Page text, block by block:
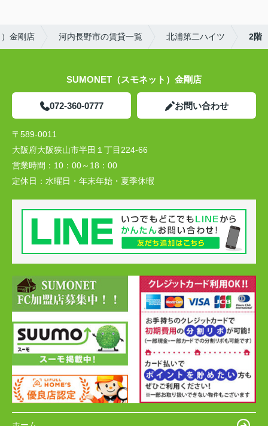
金剛店 河内長野市の賃貸一覧 北浦第二ハイツ 2階
SUMONET（スモネット）金剛店
072-360-0777 お問い合わせ
〒589-0011
大阪府大阪狭山市半田１丁目224-66
営業時間： 10：00～18：00
定休日： 水曜日・年末年始・夏季休暇